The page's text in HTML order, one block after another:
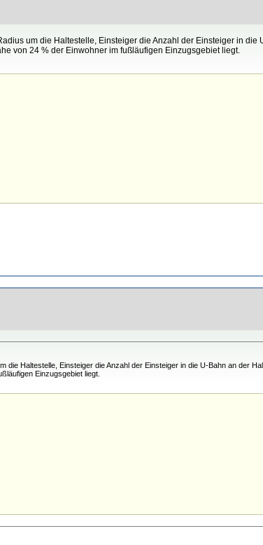
um die Haltestelle, Einsteiger die Anzahl der Einsteiger in die
von 24 % der Einwohner im fußläufigen Einzugsgebiet liegt.
Haltestelle, Einsteiger die Anzahl der Einsteiger in die U-Bahn an der
Einzugsgebiet liegt.